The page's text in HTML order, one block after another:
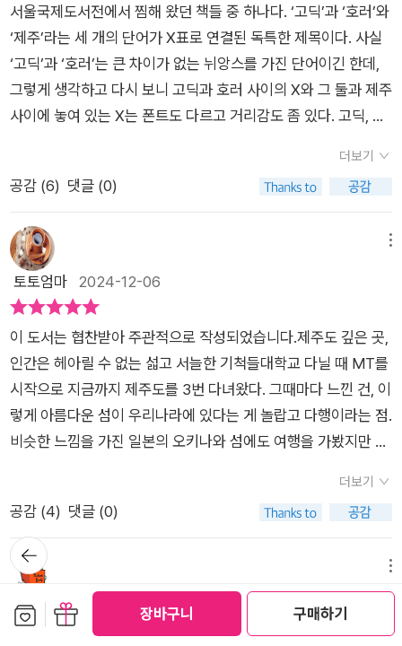
장바구니 구매하기
로공사에서 제주~서귀포간 도로공사를 하고있단다.그리고, 현장
소장이 한국도로공사 배지를 차고있다? 감독이라면 모를까.제주
지방국토관리청은 1961년 10월 이리지방국토건설국 소속으로
설치된 제주축항사무소로 시작하였다. 제주축항사무소는 1962
년 1월 부산지방국토건설국 제주축항사무소, 1962년 2월 영남
지방국토건설국 제주축항사무소를 거쳐 1963년 9월 건설부 영
남국토건설국 소속 제주축항사무소로 변경되었다. 이후 제주축
가 1974년 6월 [지방건설관서직제]에 의해 제주특별건설국으로
기관명칭을 변경하였다. 제주특별건설국은 1975년 6월 제주지
방국토관리청으로 승격되었다가 1979년 6월 [지방건설관서직
제]에 의해 제주개발건설사무소로 변경되었다. 제주개발건설사
무소는 1994년 12월 건설부 소속에서 건설교통부 소속으로 변
경되었다가 2001년 7월 14일 [건설교통부와 그 소속기관 직제]
에 의해 제주지방국토관리청으로 승격되었다. 제주지방국토관리
청은 2006년 6월 폐지되었다. 주요업무는 제주개발사업의 조사
·측량·설계 및 시행, 제주도안 국도의 유지 및 관리, 건설공사 품
서울국제도서전에서 찜해 왔던 책들 중 하나다. ‘고딕’과 ‘호러’와
‘제주’라는 세 개의 단어가 X표로 연결된 독특한 제목이다. 사실
‘고딕’과 ‘호러’는 큰 차이가 없는 뉘앙스를 가진 단어이긴 한데,
그렇게 생각하고 다시 보니 고딕과 호러 사이의 X와 그 둘과 제주
사이에 놓여 있는 X는 폰트도 다르고 거리감도 좀 있다. 고딕, 호
로 구성되어 있는데, 모두 제주의 한 지역을 배경으로 한다는 공
통점이 있다. 다만 그 지역들은 서로 겹치지 않고, 이야기도 내용
를 배경으로 하기도 한다)목차 페이지부터 굉장히 재미있다. 간
략화 된 제주도의 지형도를 그려놓고, 각각의 소설이 어느 지역을
배경으로 하고 있는지를 표시해두었다. 마치 RPG 게임의 메인화
로 읽을 필요 없이 관심이 가는 지역이 있다면 그 부분을 먼저 골
라 읽어도 될 것 같다. 작품들의 또 다른 특징은 실제 제주의 역사
적 사건들과 이야기를 연결시키고 있다는 점이다. 예를 들어 첫
번째 작품인 ‘말해줍서’는 현대의 주인공이 4.3사건 당시로 넘어
가서 정부군을 피해 숨어있는 제주인들의 공포를 실감나게 그려
낸다. 이외에도 적산가옥에 남아있는 귀신 이야기라든지, 일제강
점기 공항과 방공호를 만들기 위해 강제 동원되어 죽어가던 이들
5.16도로의 괴담 등 좀처럼 알려지지 않은 제주 지역의 특별한 역
사와 사건들이 현대적으로 재해석되어 풀려나온다.다만 그 방식
이 신박한 건 아니다. 신부가 등장하는 엑소시즘이라든지, 외딴
등대에서 일하면 거액을 받을 수 있다는 채용공고라는 설정은 어
더보기
공감 (6) 댓글 (0)
토토엄마 2024-12-06
이 도서는 협찬받아 주관적으로 작성되었습니다.제주도 깊은 곳,
인간은 헤아릴 수 없는 섧고 서늘한 기척들​대학교 다닐 때 MT를
시작으로 지금까지 제주도를 3번 다녀왔다. 그때마다 느낀 건, 이
렇게 아름다운 섬이 우리나라에 있다는 게 놀랍고 다행이라는 점.
비슷한 느낌을 가진 일본의 오키나와 섬에도 여행을 가봤지만 제
편집 [고딕 X 호러 X 제주]는 우리에게 잘 알려진 제주 4.3사건
이나 이재수의 난뿐만 아니라 일본군의 제주도 점령이나 결 7호
작전과 같은 대중들에게는 다소 덜 알려진 사건들도 다루고 있다.
그래서인지 제주도라는 한정된 배경을 소재로 쓰인 이야기임에
도 굉장히 풍부하고 다채롭게 느껴졌다.​이 단편집에는 총 7편의
작품이 실려있다. 호러, 오컬트, 무속신앙이라는 주제를 중심으로
더보기
공감 (4) 댓글 (0)
행인012024-11-26
뒤로가
기